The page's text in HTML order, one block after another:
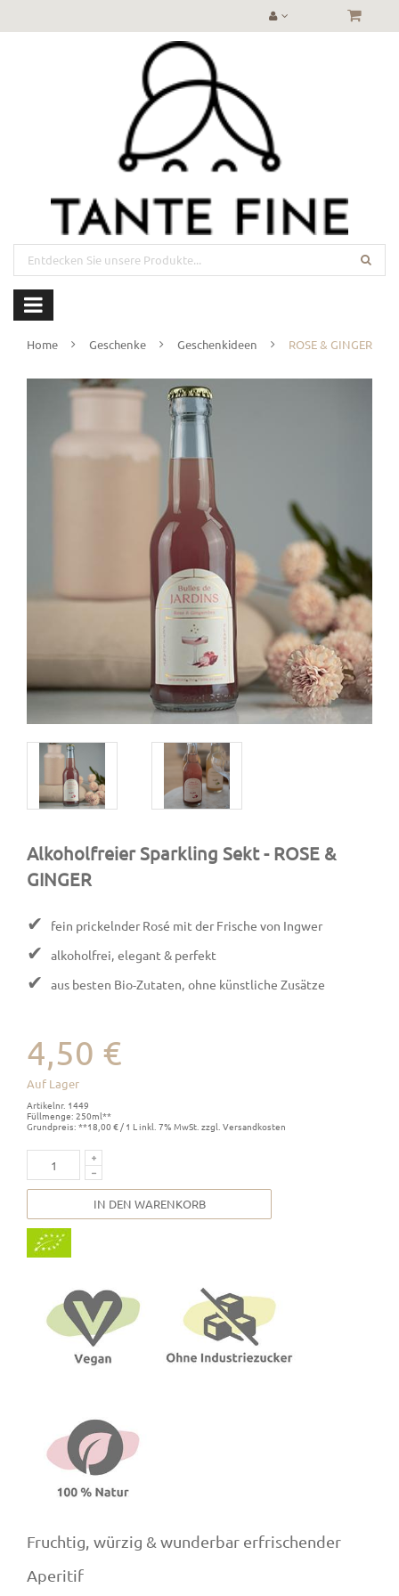
Home Geschenke Geschenkideen ROSE & GINGER
Alkoholfreier Sparkling Sekt- ROSE &
GINGER
✔ fein prickelnder Rosé mit der Frische von Ingwer
✔ alkoholfrei, elegant & perfekt
✔ aus besten Bio-Zutaten, ohne künstliche Zusätze
4,50 €
Auf Lager
Artikelnr. 1449
Füllmenge: 250ml**
Grundpreis: **18,00 € / 1 L inkl. 7% MwSt. zzgl. Versandkosten
IN DEN WARENKORB
Fruchtig, würzig & wunderbar erfrischender
Aperitif